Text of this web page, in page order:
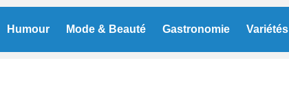
Humour Mode & Beauté Gastronomie Variétés